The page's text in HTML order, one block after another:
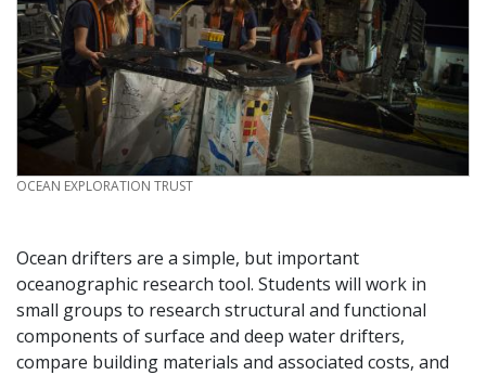
CREDIT
OCEAN EXPLORATION TRUST
Ocean drifters are a simple, but important
oceanographic research tool. Students will work in
small groups to research structural and functional
components of surface and deep water drifters,
compare building materials and associated costs, and